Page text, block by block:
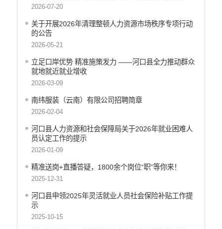
民政信息公开
行政许可
行政处罚和行政强制
行政事业性收费
政府集中采购
公务员招录
建议提案办理答复
减税降费
重大决策
财政资金直达基层
维稳就业
乡村振兴
养老服务
生态环境
医疗卫生
政府网站工作年度报表
2026-07-20
关于开展2026年清理整顿人力资源市场秩序专项行动
的公告
2026-05-21
立足口岸优势 精准施策发力 ——河口县全力推动群众
就地就近就业增收
2026-03-09
南纬服装（云南）有限公司招聘简章
2026-02-04
河口县人力资源和社会保障局关于2026年就业困难人
员认定工作的提示
2026-01-09
精准送岗+直播答疑，1800余个岗位“职”等你来！
2025-12-31
河口县申领2025年灵活就业人员社会保险补贴工作提
示
2025-10-15